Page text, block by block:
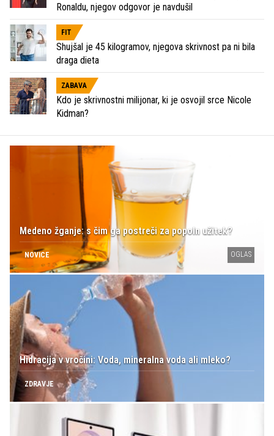
Ronaldu, njegov odgovor je navdušil
FIT
Shujšal je 45 kilogramov, njegova skrivnost pa ni bila
draga dieta
ZABAVA
Kdo je skrivnostni milijonar, ki je osvojil srce Nicole
Kidman?
Medeno žganje: s čim ga postreči za popoln užitek?
NOVICE OGLAS
Hidracija v vročini: Voda, mineralna voda ali mleko?
ZDRAVJE